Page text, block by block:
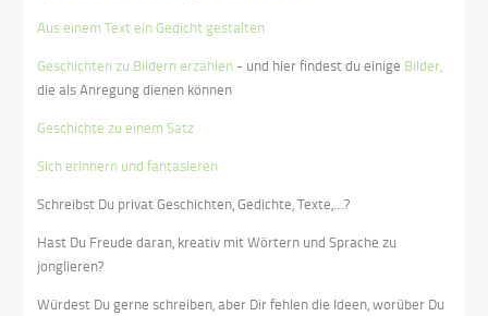
Aus einem Text ein Gedicht gestalten
Geschichten zu Bildern erzählen - und hier findest du einige Bilder,
die als Anregung dienen können
Geschichte zu einem Satz
Sich erinnern und fantasieren
Schreibst Du privat Geschichten, Gedichte, Texte,…?
Hast Du Freude daran, kreativ mit Wörtern und Sprache zu
jonglieren?
Würdest Du gerne schreiben, aber Dir fehlen die Ideen, worüber Du